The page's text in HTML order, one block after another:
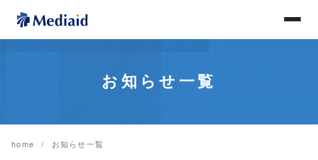
お知らせ一覧
home お知らせ一覧